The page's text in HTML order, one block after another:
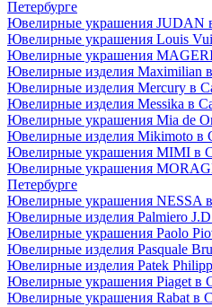
Петербурге
Ювелирные украшения JUDAN
Ювелирные украшения Louis
Ювелирные украшения
Ювелирные изделия Maximilian
Ювелирные изделия Mercury в
Ювелирные изделия Messika в
Ювелирные украшения Mia de
Ювелирные изделия Mikimoto в
Ювелирные украшения MIMI в
Ювелирные украшения
Петербурге
Ювелирные украшения NESSA
Ювелирные изделия Palmiero
Ювелирные украшения Paolo
Ювелирные изделия Pasquale
Ювелирные изделия Patek
Ювелирные украшения Piaget в
Ювелирные украшения Rabat в